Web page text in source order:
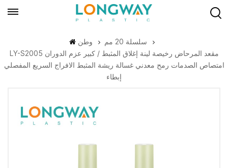
وطن
سلسلة 20 مم
LY-S2005 مقعد المرحاض رخيصة لينة إغلاق المثبط / كبير عزم الدوران
امتصاص الصدمات رمح معدني غسالة ريشة المثبط الافراج السريع المفصلي
إبطاء